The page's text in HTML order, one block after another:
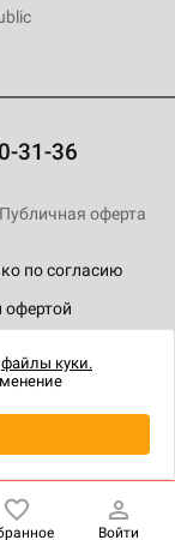
31-36
по согласию
офертой
Публичная оферта
Войти
файлы куки.